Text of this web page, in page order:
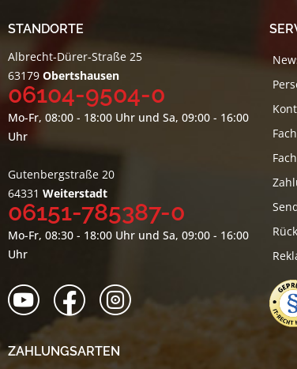
STANDORTE
Albrecht-Dürer-Straße 25
63179 Obertshausen
06104-9504-0
Mo-Fr, 08:00 - 18:00 Uhr und Sa, 09:00 - 16:00
Uhr
Gutenbergstraße 20
64331 Weiterstadt
06151-785387-0
Mo-Fr, 08:30 - 18:00 Uhr und Sa, 09:00 - 16:00
Uhr
ZAHLUNGSARTEN